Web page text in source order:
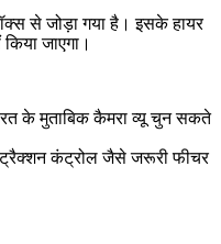
से जोड़ा गया है। इसके हायर
जाएगा।
के मुताबिक कैमरा व्यू चुन सकते
ट्रैक्शन कंट्रोल जैसे जरूरी फीचर